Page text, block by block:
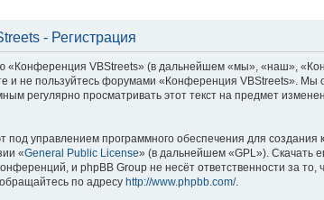
- Регистрация
«Конференция VBStreets» (в дальнейшем «мы», «наш»,
и не пользуйтесь форумами «Конференция VBStreets». Мы
регулярно просматривать этот текст на предмет
управлением программного обеспечения для
«General Public License» (в дальнейшем «GPL»). Скачать
и phpBB Group не несёт ответственности за
по адресу http://www.phpbb.com/.